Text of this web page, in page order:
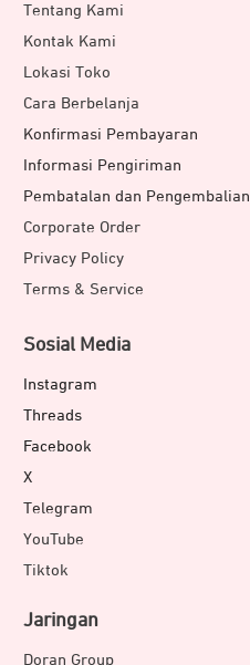
Tentang Kami
Kontak Kami
Lokasi Toko
Cara Berbelanja
Konfirmasi Pembayaran
Informasi Pengiriman
Pembatalan dan Pengembalian
Corporate Order
Privacy Policy
Terms & Service
Sosial Media
Instagram
Threads
Facebook
X
Telegram
YouTube
Tiktok
Jaringan
Doran Group